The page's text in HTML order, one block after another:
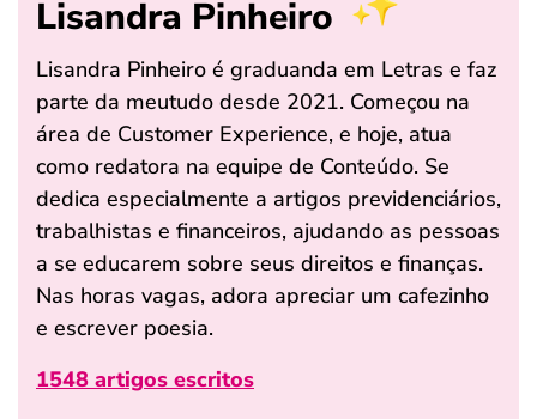
Lisandra Pinheiro
Lisandra Pinheiro é graduanda em Letras e faz
parte da meutudo desde 2021. Começou na
área de Customer Experience, e hoje, atua
como redatora na equipe de Conteúdo. Se
dedica especialmente a artigos previdenciários,
trabalhistas e financeiros, ajudando as pessoas
a se educarem sobre seus direitos e finanças.
Nas horas vagas, adora apreciar um cafezinho
e escrever poesia.
1548 artigos escritos